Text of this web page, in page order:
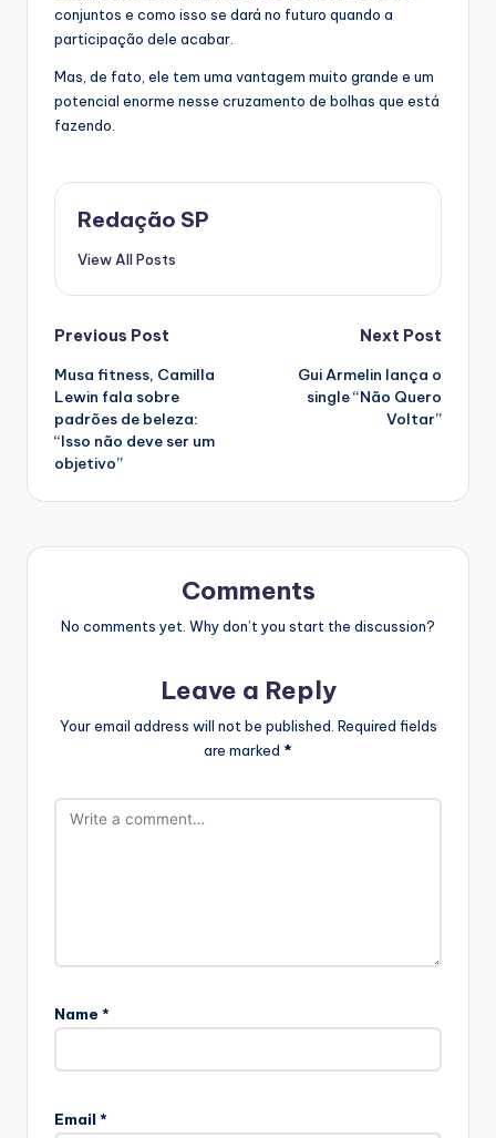
conjuntos e como isso se dará no futuro quando a
participação dele acabar.
Mas, de fato, ele tem uma vantagem muito grande e um
potencial enorme nesse cruzamento de bolhas que está
fazendo.
Redação SP
View All Posts
Post
navigation
Previous Post
Musa fitness, Camilla
Lewin fala sobre
padrões de beleza:
“Isso não deve ser um
objetivo”
Next Post
Gui Armelin lança o
single “Não Quero
Voltar”
Comments
No comments yet. Why don’t you start the discussion?
Leave a Reply
Your email address will not be published. Required fields
are marked *
Name *
Email *